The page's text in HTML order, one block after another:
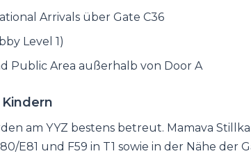
Arrivals über Gate C36
Level 1)
Public Area außerhalb von Door A
am YYZ bestens betreut. Mamava
E81 und F59 in T1 sowie in der Nähe der